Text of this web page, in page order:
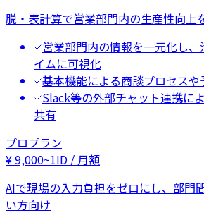
脱・表計算で営業部門内の生産性向上
営業部門内の情報を一元化し
イムに可視化
基本機能による商談プロセス
Slack等の外部チャット連携に
共有
プロプラン
¥9,000~1ID / 月額
AIで現場の入力負担をゼロにし、部門
い方向け